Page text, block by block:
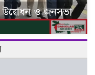
উদ্বোধন ও জনসভা